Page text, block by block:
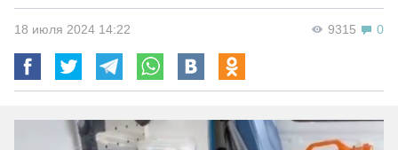
9315 0
18 июля 2024 14:22